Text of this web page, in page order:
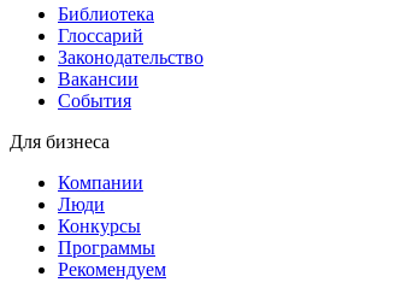
Библиотека
Глоссарий
Законодательство
Вакансии
События
Для бизнеса
Компании
Люди
Конкурсы
Программы
Рекомендуем